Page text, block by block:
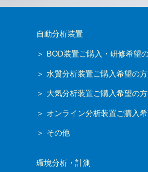
自動分析装置
BOD装置ご購入・研修希望
水質分析装置ご購入希望の方
大気分析装置ご購入希望の方
オンライン分析装置ご購入
その他
環境分析・計測